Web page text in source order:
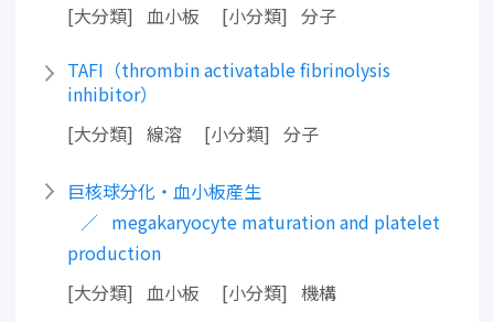
大分類
血小板 小分類 分子
TAFI（thrombin activatable fibrinolysis
inhibitor）
大分類
線溶 小分類 分子
巨核球分化・血小板産生
megakaryocyte maturation and platelet
production
大分類
血小板 小分類 機構